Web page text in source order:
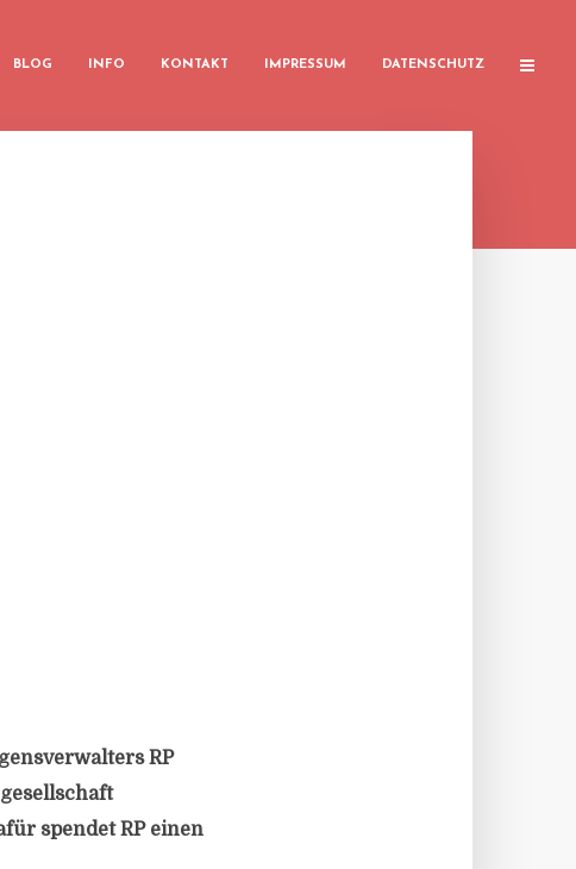
BLOG INFO KONTAKT IMPRESSUM DATENSCHUTZ
RP
spendet RP einen